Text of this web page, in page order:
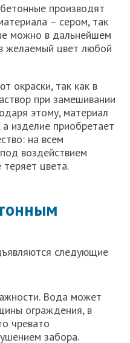
производят
– сером, так
можно в дальнейшем
желаемый цвет любой
окраски, так как в
при замешивании
этому, материал
изделие приобретает
на всем
воздействием
цвета.
следующие
Вода может
ограждения, в
чревато
забора.